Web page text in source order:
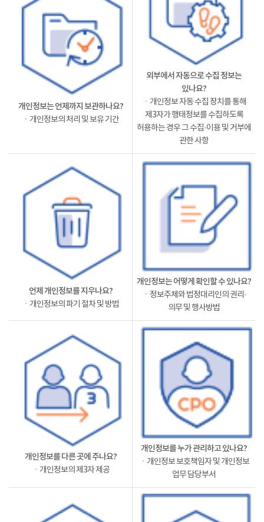
개인정보는 언제까지 보관하나요?
ㆍ개인정보의 처리 및 보유 기간
외부에서 자동으로 수집 정보는
있나요?
ㆍ개인정보 자동 수집 장치를 통해
제3자가 행태정보를 수집하도록
허용하는 경우 그 수집·이용 및 거부에
관한 사항
언제 개인정보를 지우나요?
ㆍ개인정보의 파기 절차 및 방법
개인정보는 어떻게 확인할 수 있나요?
ㆍ정보주체와 법정대리인의 권리·
의무 및 행사방법
개인정보를 다른 곳에 주나요?
ㆍ개인정보의 제3자 제공
개인정보를 누가 관리하고 있나요?
ㆍ개인정보 보호책임자 및 개인정보
업무 담당부서